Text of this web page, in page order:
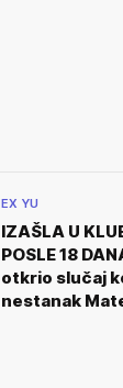
EX YU
IZAŠLA U
POSLE 18
otkrio slučaj
nestanak